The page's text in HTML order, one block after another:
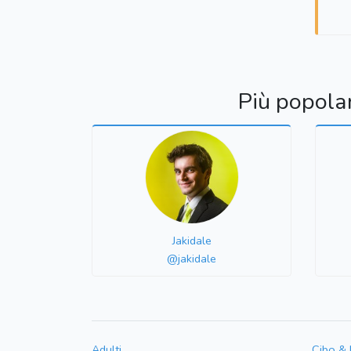
Più
Jakidale
@jakidale